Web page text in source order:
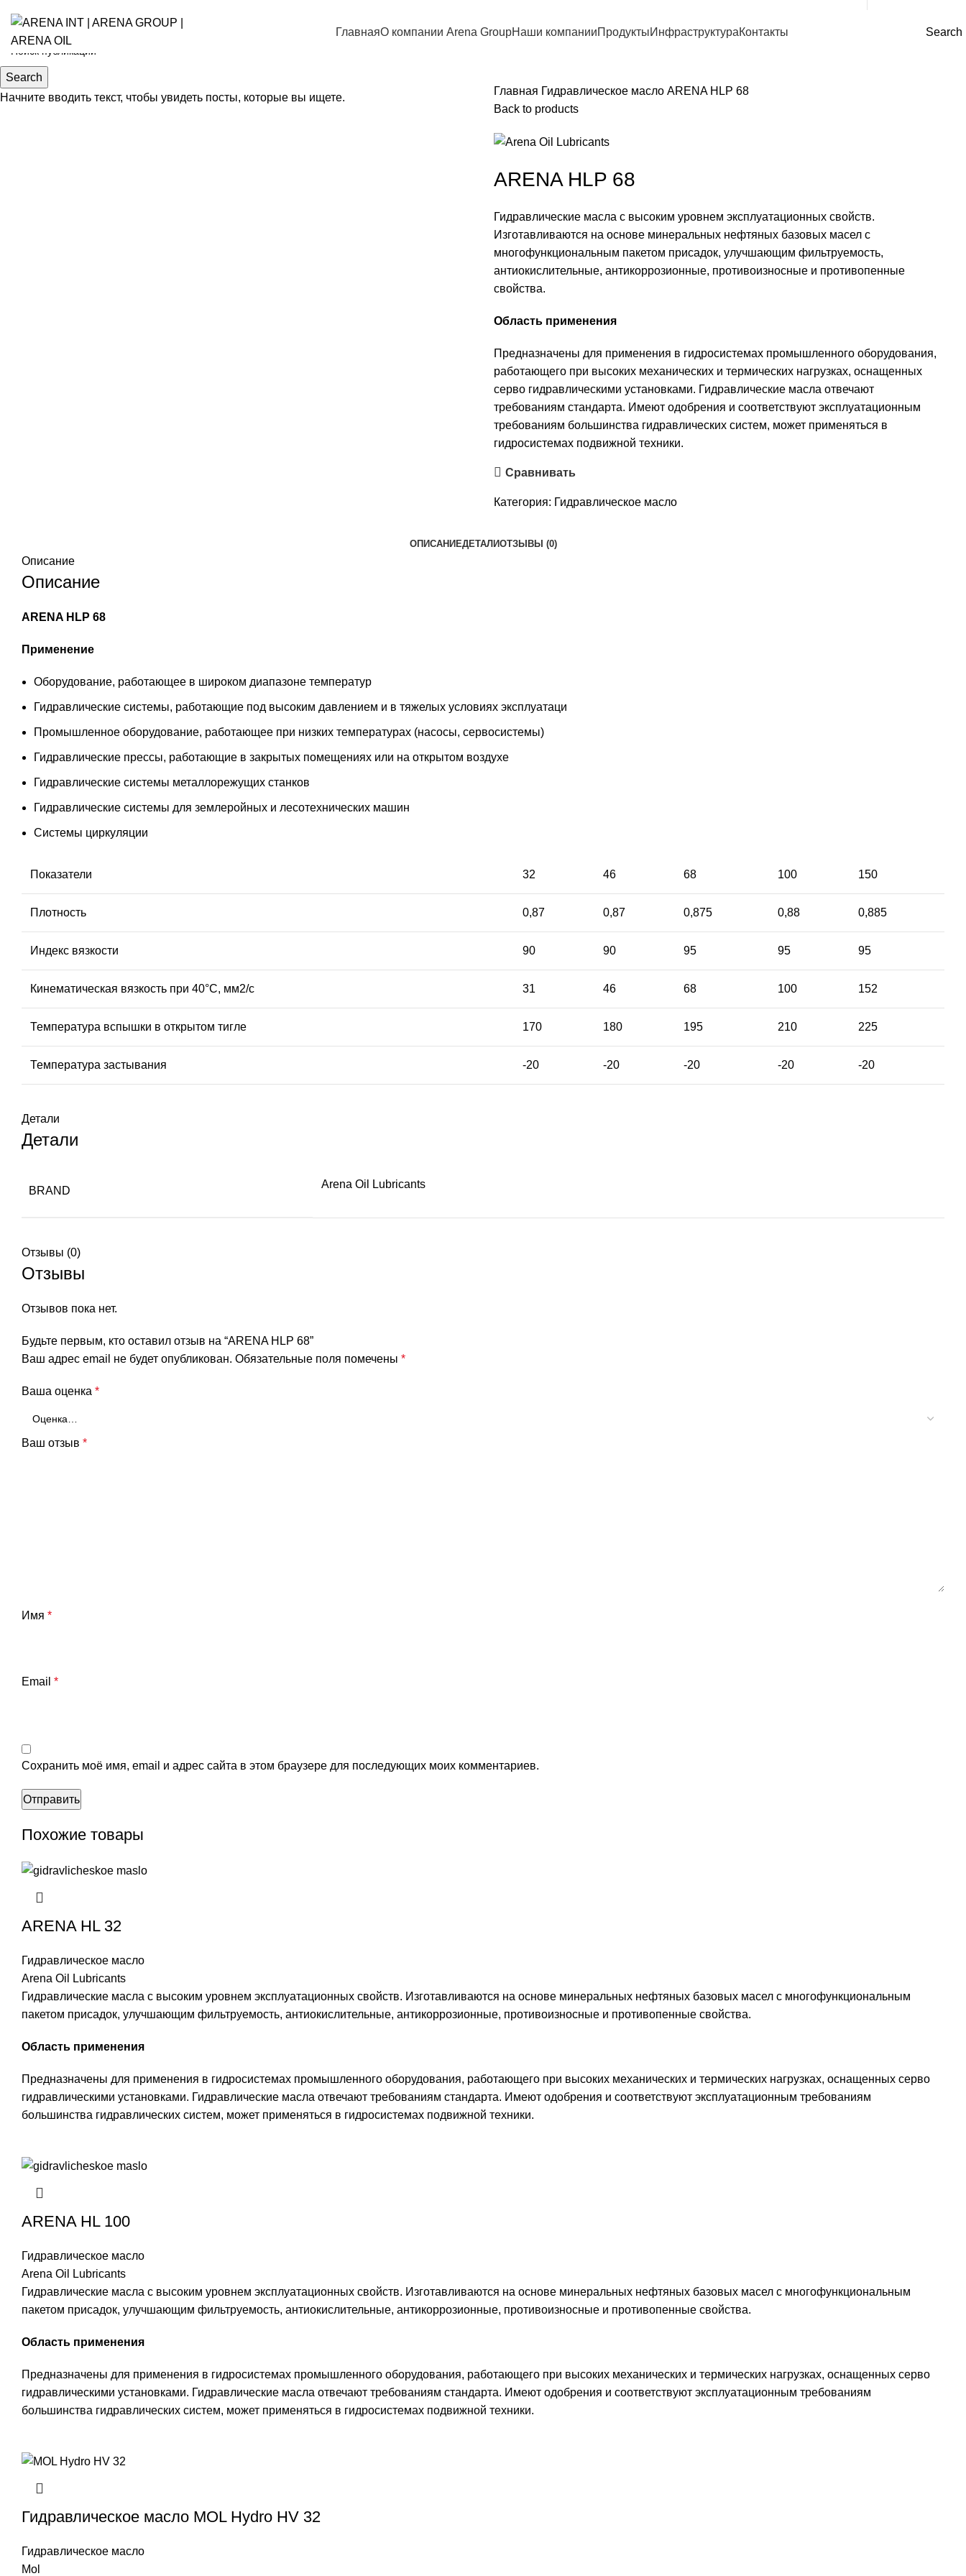
ГлавнаяО компании Arena GroupНаши компанииПродуктыИнфраструктураКонтакты Search
Главная Гидравлическое масло ARENA HLP 68
Back to products
ARENA HLP 68
Гидравлические масла c высоким уровнем эксплуатационных свойств.
Изготавливаются на основе минеральных нефтяных базовых масел с
многофункциональным пакетом присадок, улучшающим фильтруемость,
антиокислительные, антикоррозионные, противоизносные и противопенные
свойства.
Область применения
Предназначены для применения в гидросистемах промышленного оборудования,
работающего при высоких механических и термических нагрузках, оснащенных
серво гидравлическими установками. Гидравлические масла отвечают
требованиям стандарта. Имеют одобрения и соответствуют эксплуатационным
требованиям большинства гидравлических систем, может применяться в
гидросистемах подвижной техники.
Сравнивать
Категория: Гидравлическое масло
ОПИСАНИЕДЕТАЛИОТЗЫВЫ (0)
Описание
Описание
ARENA HLP 68
Применение
Оборудование, работающее в широком диапазоне температур
Гидравлические системы, работающие под высоким давлением и в тяжелых условиях эксплуатаци
Промышленное оборудование, работающее при низких температурах (насосы, сервосистемы)
Гидравлические прессы, работающие в закрытых помещениях или на открытом воздухе
Гидравлические системы металлорежущих станков
Гидравлические системы для землеройных и лесотехнических машин
Системы циркуляции
Показатели 32 46 68 100 150
Плотность 0,87 0,87 0,875 0,88 0,885
Индекс вязкости 90 90 95 95 95
Кинематическая вязкость при 40°С, мм2/с 31 46 68 100 152
Температура вспышки в открытом тигле 170 180 195 210 225
Температура застывания -20 -20 -20 -20 -20
Детали
Детали
BRAND
Arena Oil Lubricants
Отзывы (0)
Отзывы
Отзывов пока нет.
Будьте первым, кто оставил отзыв на “ARENA HLP 68”
Ваш адрес email не будет опубликован. Обязательные поля помечены *
Ваша оценка *
Ваш отзыв *
Имя *
Email *
Сохранить моё имя, email и адрес сайта в этом браузере для последующих моих комментариев.
Похожие товары
ARENA HL 32
Гидравлическое масло
Arena Oil Lubricants
Гидравлические масла c высоким уровнем эксплуатационных свойств. Изготавливаются на основе минеральных нефтяных базовых масел с многофункциональным
пакетом присадок, улучшающим фильтруемость, антиокислительные, антикоррозионные, противоизносные и противопенные свойства.
Область применения
Предназначены для применения в гидросистемах промышленного оборудования, работающего при высоких механических и термических нагрузках, оснащенных серво
гидравлическими установками. Гидравлические масла отвечают требованиям стандарта. Имеют одобрения и соответствуют эксплуатационным требованиям
большинства гидравлических систем, может применяться в гидросистемах подвижной техники.
ARENA HL 100
Гидравлическое масло
Arena Oil Lubricants
Гидравлические масла c высоким уровнем эксплуатационных свойств. Изготавливаются на основе минеральных нефтяных базовых масел с многофункциональным
пакетом присадок, улучшающим фильтруемость, антиокислительные, антикоррозионные, противоизносные и противопенные свойства.
Область применения
Предназначены для применения в гидросистемах промышленного оборудования, работающего при высоких механических и термических нагрузках, оснащенных серво
гидравлическими установками. Гидравлические масла отвечают требованиям стандарта. Имеют одобрения и соответствуют эксплуатационным требованиям
большинства гидравлических систем, может применяться в гидросистемах подвижной техники.
Гидравлическое масло MOL Hydro HV 32
Гидравлическое масло
Mol
Search
Начните вводить текст, чтобы увидеть посты, которые вы ищете.